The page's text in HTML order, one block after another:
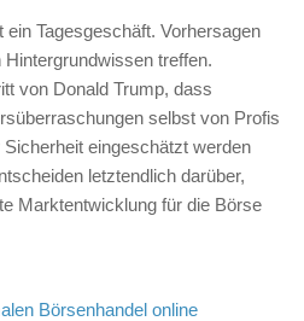
ein Tagesgeschäft. Vorhersagen
treffen.
von Donald Trump, dass
selbst von Profis
eingeschätzt werden
letztendlich darüber,
Marktentwicklung für die Börse
Börsenhandel online